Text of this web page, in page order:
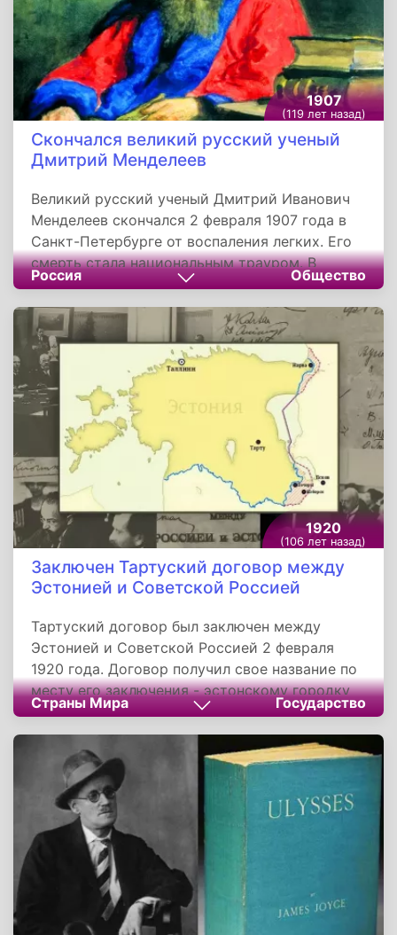
1907
(119 лет назад)
Скончался великий русский ученый
Дмитрий Менделеев
Великий русский ученый Дмитрий Иванович
Менделеев скончался 2 февраля 1907 года в
Санкт-Петербурге от воспаления легких. Его
смерть стала национальным трауром. В
последний путь проводить химика вышел
едва ли не весь город, а таблицу ученого
несли впереди многотысячной колонны.
Похоронили Менделеева на «Литераторских
мостках» Волковского кладбища, церемония
прошла за счет государства.
Россия Общество
1920
(106 лет назад)
Заключен Тартуский договор между
Эстонией и Советской Россией
Тартуский договор был заключен между
Эстонией и Советской Россией 2 февраля
1920 года. Договор получил свое название по
месту его заключения - эстонскому городку
Тарту. Согласно этому договору, Эстонская
Республика получала суверенитет. Также в
договоре говорилось о территориальных
уступках Финляндии.
Страны Мира Государство